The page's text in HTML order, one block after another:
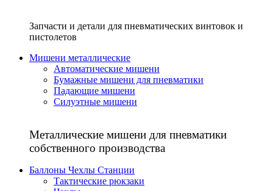
Запчасти и детали для пневматических винтовок и
пистолетов
Мишени металлические
Автоматические мишени
Бумажные мишени для пневматики
Падающие мишени
Силуэтные мишени
Металлические мишени для пневматики
собственного производства
Баллоны Чехлы Станции
Тактические рюкзаки